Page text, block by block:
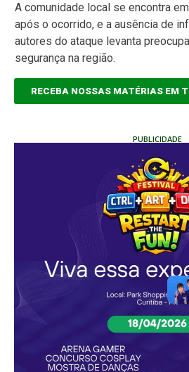
A comunidade local se encontra
após o ocorrido, e a ausência de
autores do ataque levanta
segurança na região.
RECEBA NOSSAS MATÉRIAS EM
PUBLICIDADE